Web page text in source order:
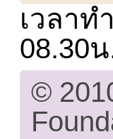
เวลาท
08.30
©